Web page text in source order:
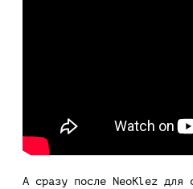
А сразу после NeoKlez для